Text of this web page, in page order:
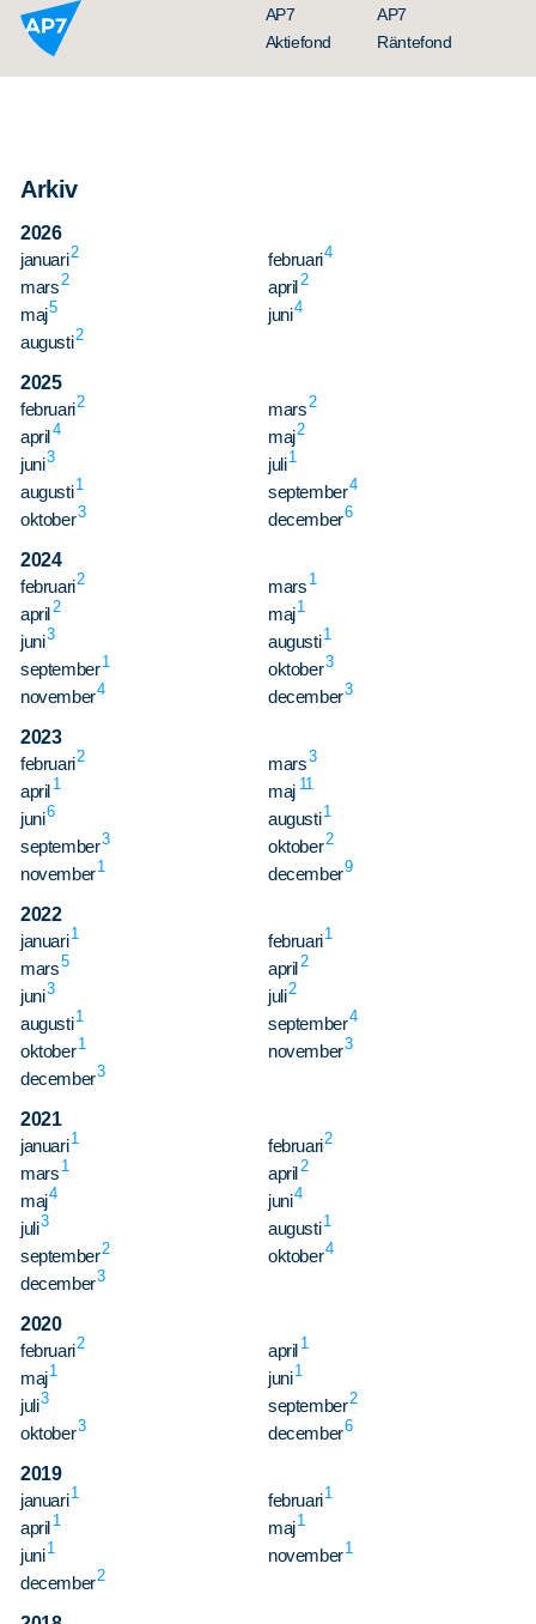
Hoppa till innehållet
AP7
Aktiefond
AP7
Räntefond
Arkiv
2026
januari2 februari4
mars2 april2
maj5 juni4
augusti2
2025
februari2 mars2
april4 maj2
juni3 juli1
augusti1 september4
oktober3 december6
2024
februari2 mars 1
april2 maj1
juni3 augusti1
september1 oktober3
november4 december3
2023
februari2 mars3
april 1 maj 11
juni6 augusti1
september3 oktober2
november1 december9
2022
januari1 februari1
mars5 april2
juni3 juli2
augusti1 september4
oktober1 november3
december3
2021
januari1 februari2
mars 1 april2
maj4 juni4
juli3 augusti1
september2 oktober4
december3
2020
februari2 april 1
maj1 juni1
juli3 september2
oktober3 december6
2019
januari1 februari1
april 1 maj1
juni1 november1
december2
Organisation
Ledning
Årsredovisningar
Nyheter
Om Cookies
Policy om personuppgifter